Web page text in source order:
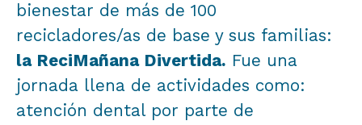
bienestar de más de 100
recicladores/as de base y sus familias:
la ReciMañana Divertida. Fue una
jornada llena de actividades como:
atención dental por parte de